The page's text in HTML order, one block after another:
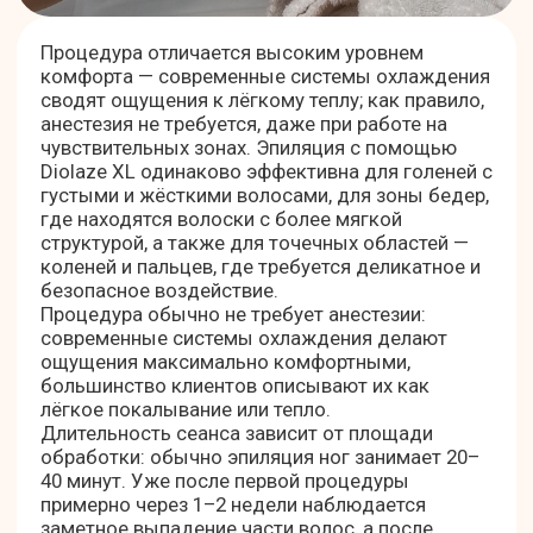
ОБОРУДОВАНИЕ INMODE DIOLAZE XL